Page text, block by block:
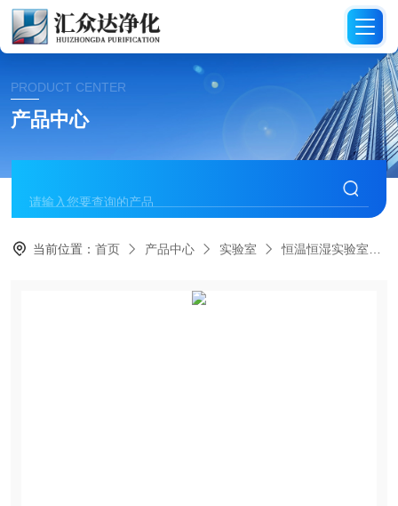
PRODUCT CENTER
产品中心
当前位置：首页 产品中心 实验室 恒温恒湿实验室